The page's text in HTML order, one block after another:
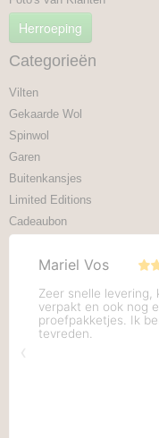
Herroeping
Categorieën
Vilten
Gekaarde Wol
Spinwol
Garen
Buitenkansjes
Limited Editions
Cadeaubon